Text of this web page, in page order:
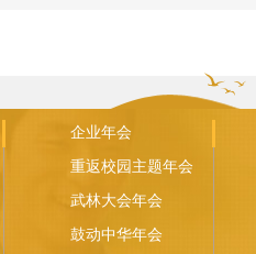
企业年会
重返校园主题年会
武林大会年会
鼓动中华年会